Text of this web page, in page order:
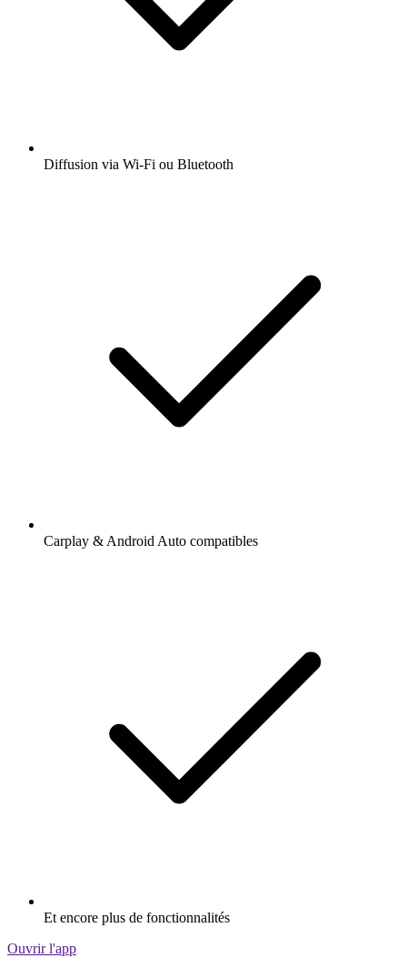
Diffusion via Wi-Fi ou Bluetooth
Carplay & Android Auto compatibles
Et encore plus de fonctionnalités
Ouvrir l'app